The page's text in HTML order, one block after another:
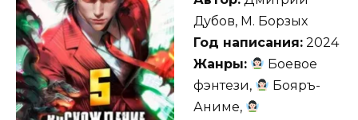
Дубов, М. Борзых
Год написания: 2024
Жанры:
Боевое
фэнтези,
Бояръ-
Аниме,